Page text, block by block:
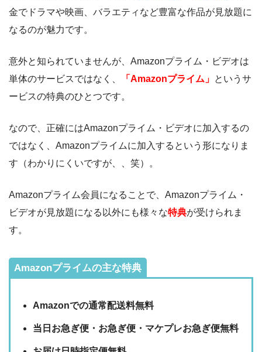
金でドラマや映画、バラエティなど豊富な作品が見放題に
なるのが魅力です。
意外と知られていませんが、Amazonプライム・ビデオは
単体のサービスではなく、
「Amazonプライム」 というサ
ービスの特典のひとつです。
なので、正確にはAmazonプライム・ビデオに加入するの
ではなく、Amazonプライムに加入するという形になりま
す（わかりにくいですが、、笑）。
Amazonプライム会員になることで、Amazonプライム・
ビデオが見放題になる以外にも様々な特典が受けられま
す。
Amazonプライムの主な特典
Amazonでの通常配送料無料
当日お急ぎ便・お急ぎ便・マケプレお急ぎ便無料